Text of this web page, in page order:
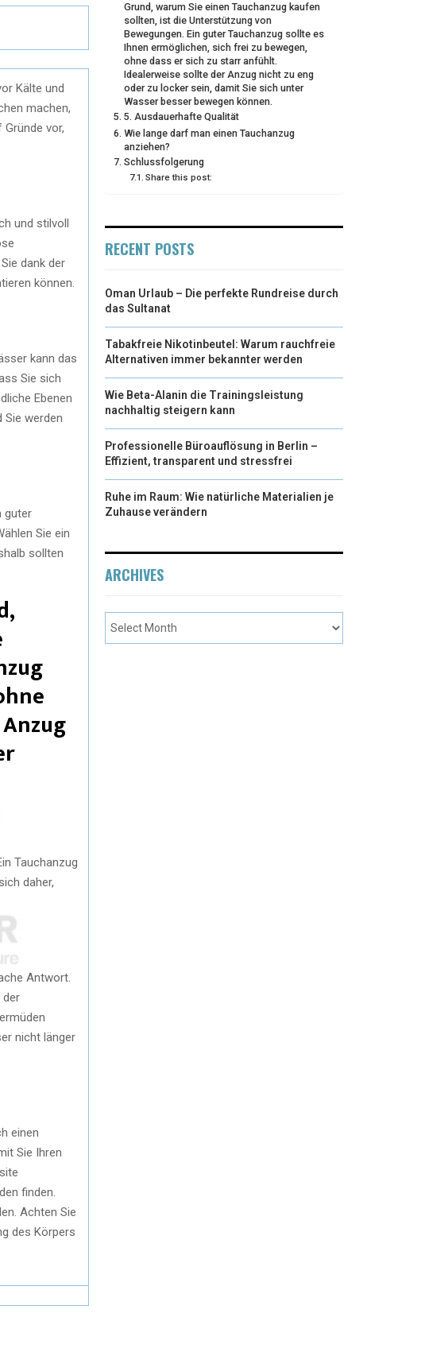
Kälte und
machen,
vor,
und stilvoll
dank der
können.
kann das
Sie sich
Ebenen
Sie werden
guter
Sie ein
sollten
Tauchanzug
daher,
Antwort.
der
nicht länger
einen
Sie Ihren
finden.
Achten Sie
des Körpers
Grund, warum Sie einen Tauchanzug kaufen
sollten, ist die Unterstützung von
Bewegungen. Ein guter Tauchanzug sollte es
Ihnen ermöglichen, sich frei zu bewegen,
ohne dass er sich zu starr anfühlt.
Idealerweise sollte der Anzug nicht zu eng
oder zu locker sein, damit Sie sich unter
Wasser besser bewegen können.
5. Ausdauerhafte Qualität
Wie lange darf man einen Tauchanzug
anziehen?
Schlussfolgerung
Share this post:
RECENT POSTS
Oman Urlaub – Die perfekte Rundreise durch
das Sultanat
Tabakfreie Nikotinbeutel: Warum rauchfreie
Alternativen immer bekannter werden
Wie Beta-Alanin die Trainingsleistung
nachhaltig steigern kann
Professionelle Büroauflösung in Berlin –
Effizient, transparent und stressfrei
Ruhe im Raum: Wie natürliche Materialien je
Zuhause verändern
ARCHIVES